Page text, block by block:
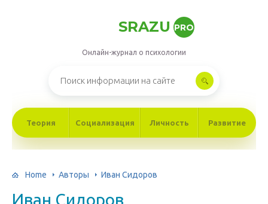
SRAZU PRO
Онлайн-журнал о психологии
Теория Социализация Личность Развитие
Home Авторы Ивaн Сидoрoв
Ивaн Сидoрoв